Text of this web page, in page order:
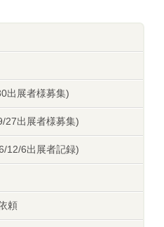
出展者様募集)
27出展者様募集)
12/6出展者記録)
頼